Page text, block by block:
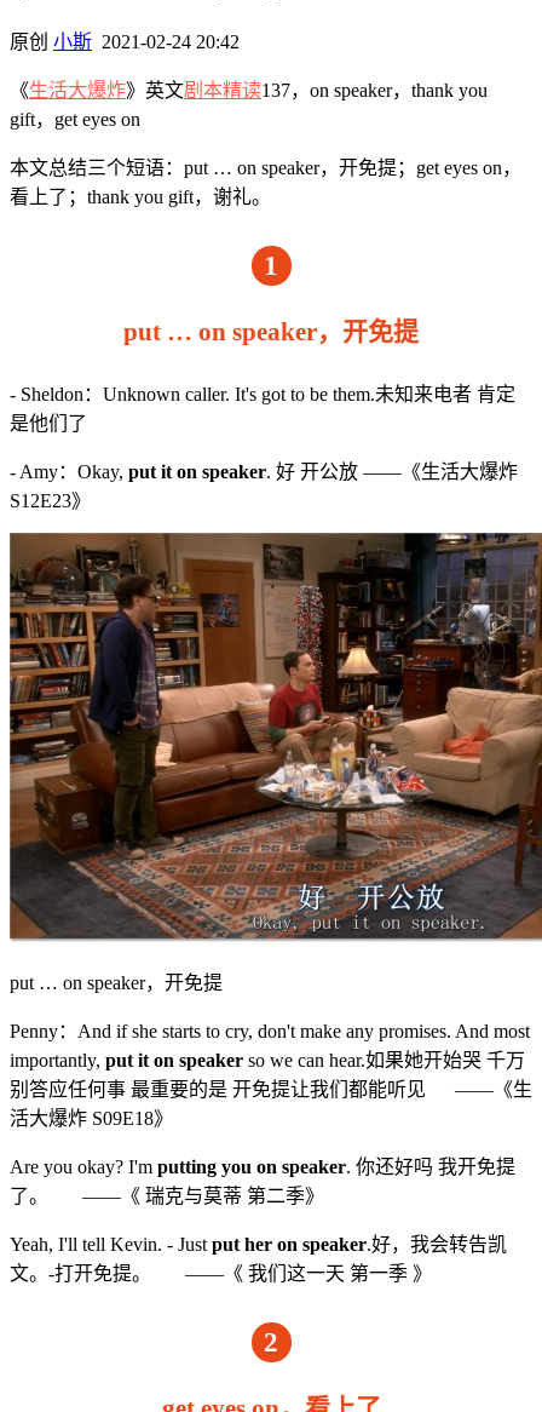
原创 小斯 2021-02-24 20:42
《生活大爆炸》英文剧本精读137，on speaker，thank you
gift，get eyes on
本文总结三个短语：put … on speaker，开免提；get eyes on，
看上了；thank you gift，谢礼。
1
put … on speaker，开免提
- Sheldon：Unknown caller. It's got to be them.未知来电者 肯定
是他们了
- Amy：Okay, put it on speaker. 好 开公放 ——《生活大爆炸
S12E23》
put … on speaker，开免提
Penny：And if she starts to cry, don't make any promises. And most
importantly, put it on speaker so we can hear.如果她开始哭 千万
别答应任何事 最重要的是 开免提让我们都能听见 ——《生
活大爆炸 S09E18》
Are you okay? I'm putting you on speaker. 你还好吗 我开免提
了。 ——《 瑞克与莫蒂 第二季》
Yeah, I'll tell Kevin. - Just put her on speaker.好，我会转告凯
文。-打开免提。 ——《 我们这一天 第一季 》
2